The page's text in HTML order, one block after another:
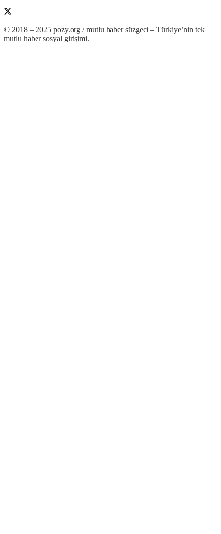
© 2018 – 2025 pozy.org / mutlu haber süzgeci – Türkiye’nin tek
mutlu haber sosyal girişimi.